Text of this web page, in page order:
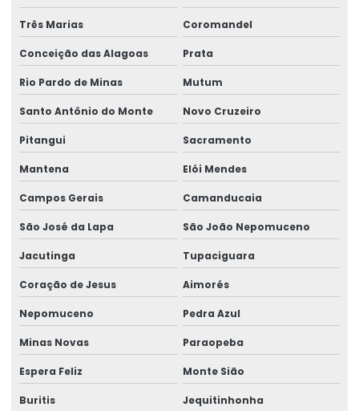
Sensor anti colisão ponte rolante
Serviço De Manutenção Preventiva
Serviço De Montagem De Elevadores De Carga
Serviço De Reforma De Pontes Rolantes
Sistema De Içamento Com Trole Motorizado
Sistema festoon para pontes rolantes
Talha De Cabo Aço Com Monitoramento
Talha De Cabo De Aço Eletrônica
Talha De Cinta Aço Carbono
Talha De Cinta Elétrica Aço Carbono Versátil
Talha Elétrica
Três Marias Coromandel
Conceição das Alagoas Prata
Rio Pardo de Minas Mutum
Santo Antônio do Monte Novo Cruzeiro
Pitangui Sacramento
Mantena Elói Mendes
Campos Gerais Camanducaia
São José da Lapa São João Nepomuceno
Jacutinga Tupaciguara
Coração de Jesus Aimorés
Nepomuceno Pedra Azul
Minas Novas Paraopeba
Espera Feliz Monte Sião
Buritis Jequitinhonha